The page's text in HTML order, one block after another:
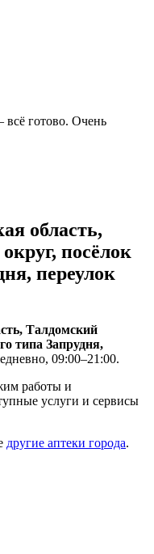
всё готово. Очень
область,
посёлок
переулок
Талдомский
типа Запрудня,
09:00–21:00.
работы и
услуги и сервисы
другие аптеки города.